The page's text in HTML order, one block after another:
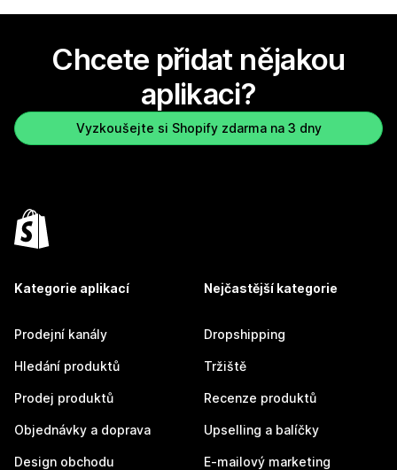
Chcete přidat nějakou
aplikaci?
Vyzkoušejte si Shopify zdarma na 3 dny
Kategorie aplikací
Prodejní kanály
Hledání produktů
Prodej produktů
Objednávky a doprava
Design obchodu
Nejčastější kategorie
Dropshipping
Tržiště
Recenze produktů
Upselling a balíčky
E-mailový marketing